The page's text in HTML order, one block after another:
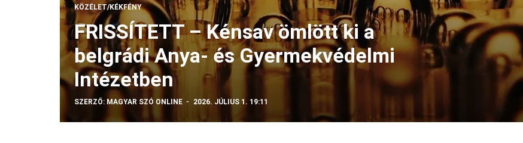
KÖZÉLET/KÉKFÉNY
FRISSÍTETT – Kénsav ömlött ki a
belgrádi Anya- és Gyermekvédelmi
Intézetben
SZERZŐ: MAGYAR SZÓ ONLINE 2026. JÚLIUS 1. 19:11